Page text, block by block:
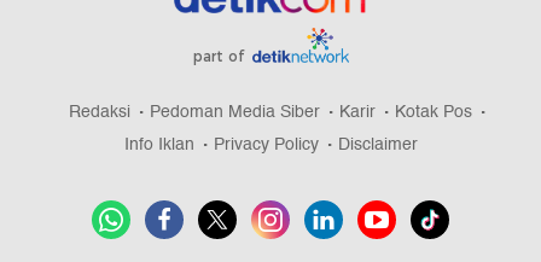
part of
Redaksi Pedoman Media Siber Karir
Kotak Pos
Info Iklan
Privacy Policy Disclaimer